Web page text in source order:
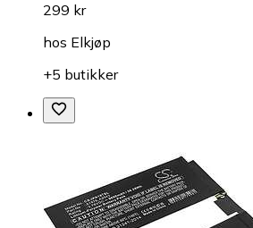
299 kr
hos Elkjøp
+5 butikker